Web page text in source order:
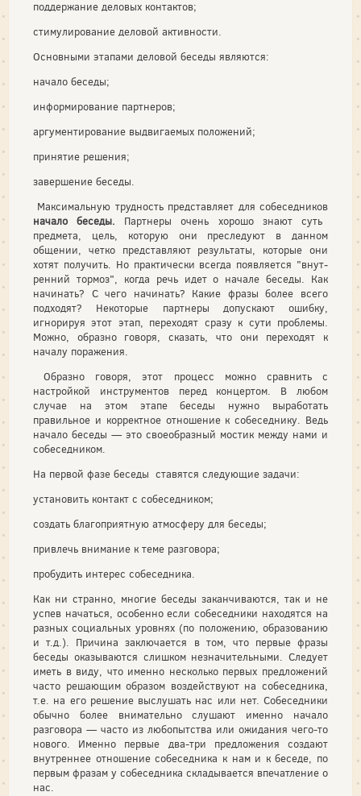
поддержание деловых контактов;
стимулирование деловой активности.
Основными этапами деловой беседы являются:
начало беседы;
информирование партнеров;
аргументирование выдвигаемых положений;
принятие решения;
завершение беседы.
Максимальную трудность представляет для собеседников
начало беседы. Партнеры очень хорошо знают суть
предмета, цель, которую они преследуют в данном
общении, четко представляют результаты, которые они
хотят получить. Но практически всегда появляется "внут­
ренний тормоз", когда речь идет о начале беседы. Как
начинать? С чего начинать? Какие фразы более всего
подходят? Некоторые парт­неры допускают ошибку,
игнорируя этот этап, переходят сразу к сути проблемы.
Можно, образно говоря, сказать, что они переходят к
началу поражения.
Образно говоря, этот процесс можно сравнить с
настройкой ин­струментов перед концертом. В любом
случае на этом этапе беседы нужно выработать
правильное и корректное отношение к собесед­нику. Ведь
начало беседы — это своеобразный мостик между нами и
собеседником.
На первой фазе беседы ставятся следующие задачи:
установить контакт с собеседником;
создать благоприятную атмосферу для беседы;
привлечь внимание к теме разговора;
пробудить интерес собеседника.
Как ни странно, многие беседы заканчиваются, так и не
успев начаться, особенно если собеседники находятся на
разных социаль­ных уровнях (по положению, образованию
и т.д.). Причина заклю­чается в том, что первые фразы
беседы оказываются слишком не­значительными. Следует
иметь в виду, что именно несколько пер­вых предложений
часто решающим образом воздействуют на собе­седника,
т.е. на его решение выслушать нас или нет. Собеседники
обычно более внимательно слушают именно начало
разговора — часто из любопытства или ожидания чего-то
нового. Именно пер­вые два-три предложения создают
внутреннее отношение собеседни­ка к нам и к беседе, по
первым фразам у собеседника складывается впечатление о
нас.